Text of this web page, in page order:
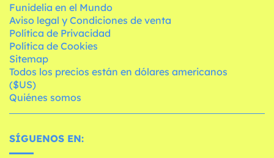
Funidelia en el Mundo
Aviso legal y Condiciones de venta
Política de Privacidad
Política de Cookies
Sitemap
Todos los precios están en dólares americanos
($US)
Quiénes somos
SÍGUENOS EN: